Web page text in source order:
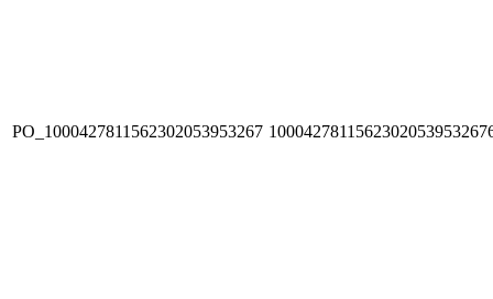
PO_1000427811562302053953267